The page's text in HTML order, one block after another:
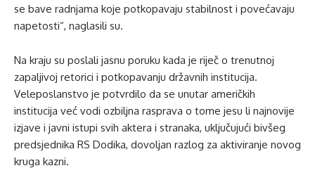
se bave radnjama koje potkopavaju stabilnost i povećavaju
napetosti“, naglasili su.
Na kraju su poslali jasnu poruku kada je riječ o trenutnoj
zapaljivoj retorici i potkopavanju državnih institucija.
Veleposlanstvo je potvrdilo da se unutar američkih
institucija već vodi ozbiljna rasprava o tome jesu li najnovije
izjave i javni istupi svih aktera i stranaka, uključujući bivšeg
predsjednika RS Dodika, dovoljan razlog za aktiviranje novog
kruga kazni.